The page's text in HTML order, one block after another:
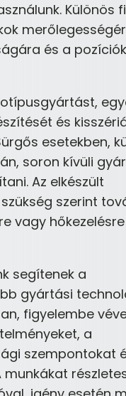
Különös
és a
és
esetekben,
soron kívüli
Az elkészült
szerint
vagy
segítenek a
gyártási
figyelembe
a
szempontokat
munkákat